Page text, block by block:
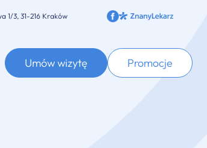
1/3, 31-216 Kraków
Umów wizytę Promocje